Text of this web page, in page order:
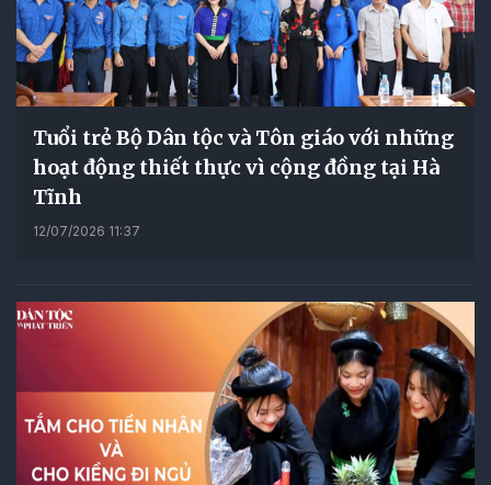
Tuổi trẻ Bộ Dân tộc và Tôn giáo với những
hoạt động thiết thực vì cộng đồng tại Hà
Tĩnh
12/07/2026 11:37